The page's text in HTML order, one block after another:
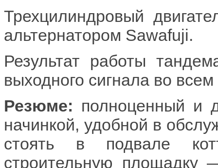
Трехцилиндровый
альтернатором Sawafuji.
Результат работы
выходного сигнала во
Резюме: полноценный и
начинкой, удобной в
стоять в подвале
строительную площадку